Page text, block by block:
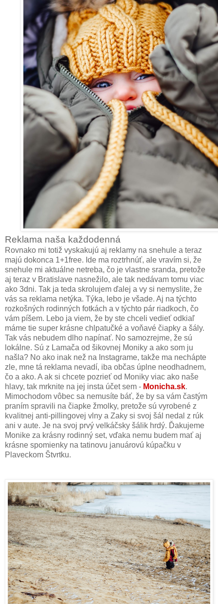
Reklama naša každodenná
Rovnako mi totiž vyskakujú aj reklamy na snehule a teraz
majú dokonca 1+1free. Ide ma roztrhnúť, ale vravím si, že
snehule mi aktuálne netreba, čo je vlastne sranda, pretože
aj teraz v Bratislave nasnežilo, ale tak nedávam tomu viac
ako 3dni. Tak ja teda skrolujem ďalej a vy si nemyslite, že
vás sa reklama netýka. Týka, lebo je všade. Aj na týchto
rozkošných rodinných fotkách a v týchto pár riadkoch, čo
vám píšem. Lebo ja viem, že by ste chceli vedieť odkiaľ
máme tie super krásne chlpatučké a voňavé čiapky a šály.
Tak vás nebudem dlho napínať. No samozrejme, že sú
lokálne. Sú z Lamača od šikovnej Moniky a ako som ju
našla? No ako inak než na Instagrame, takže ma nechápte
zle, mne tá reklama nevadí, iba občas úplne neodhadnem,
čo a ako. A ak si chcete pozrieť od Moniky viac ako naše
hlavy, tak mrknite na jej insta účet sem - Monicha.sk.
Mimochodom vôbec sa nemusíte báť, že by sa vám častým
praním spravili na čiapke žmolky, pretože sú vyrobené z
kvalitnej anti-pillingovej vlny a Zaky si svoj šál nedal z rúk
ani v aute. Je na svoj prvý velkáčsky šálik hrdý. Ďakujeme
Monike za krásny rodinný set, vďaka nemu budem mať aj
krásne spomienky na tatinovu januárovú kúpačku v
Plaveckom Štvrtku.